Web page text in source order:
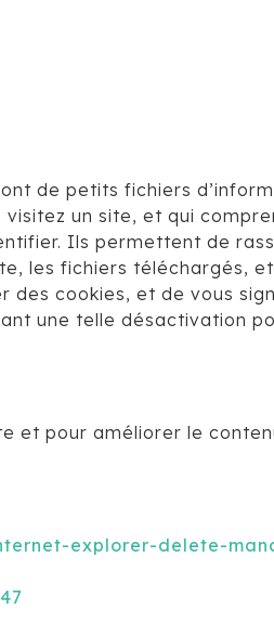
de petits fichiers
un site, et qui
Ils permettent de
les fichiers téléchargés,
des cookies, et de vous
une telle désactivation
et pour améliorer le
explorer-delete-